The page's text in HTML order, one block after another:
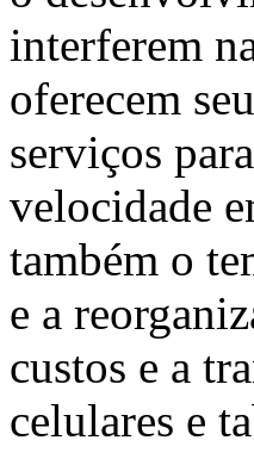
interferem
oferecem
serviços
velocidade
também o
e a
custos e a
celulares e